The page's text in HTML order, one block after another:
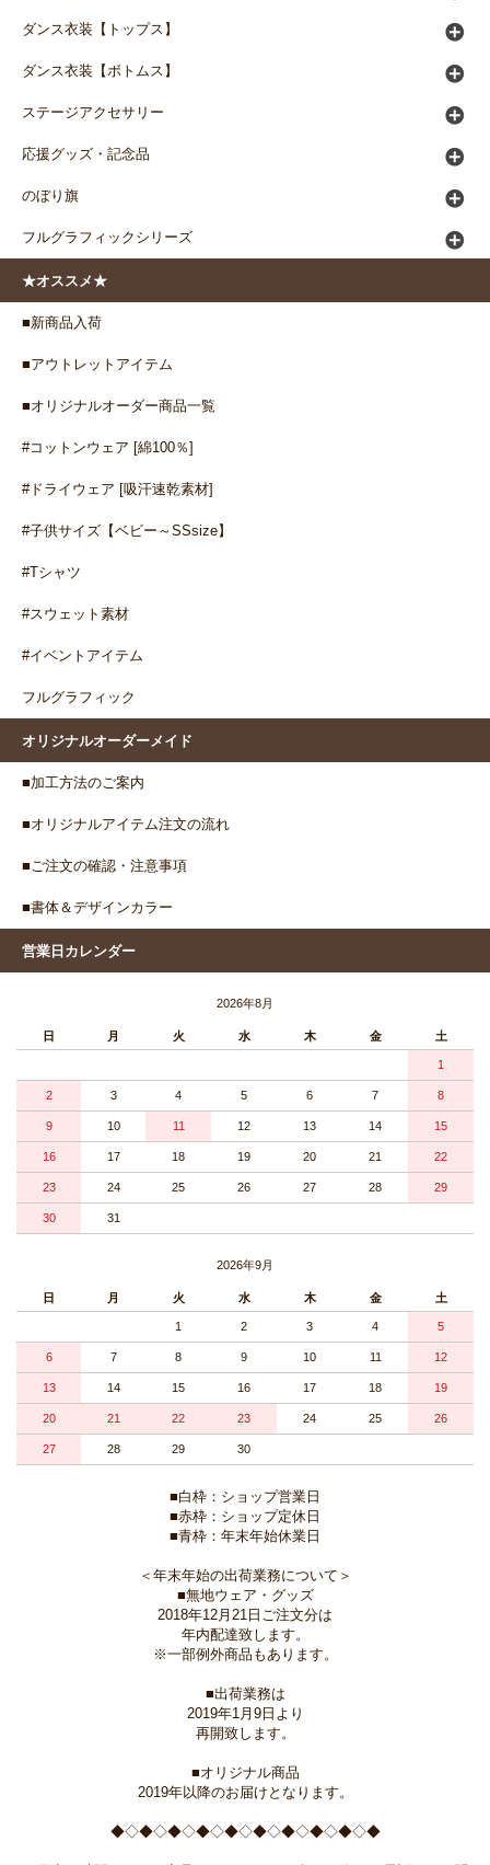
ダンス衣装【トップス】
ダンス衣装【ボトムス】
ステージアクセサリー
応援グッズ・記念品
のぼり旗
フルグラフィックシリーズ
★オススメ★
■新商品入荷
■アウトレットアイテム
■オリジナルオーダー商品一覧
#コットンウェア [綿100％]
#ドライウェア [吸汗速乾素材]
#子供サイズ【ベビー～SSsize】
#Tシャツ
#スウェット素材
#イベントアイテム
フルグラフィック
オリジナルオーダーメイド
■加工方法のご案内
■オリジナルアイテム注文の流れ
■ご注文の確認・注意事項
■書体＆デザインカラー
営業日カレンダー
2026年8月
日 月 火 水 木 金 土
1
2 3 4 5 6 7 8
9 10 11 12 13 14 15
16 17 18 19 20 21 22
23 24 25 26 27 28 29
30 31
2026年9月
日 月 火 水 木 金 土
1 2 3 4 5
6 7 8 9 10 11 12
13 14 15 16 17 18 19
20 21 22 23 24 25 26
27 28 29 30
■白枠：ショップ営業日
■赤枠：ショップ定休日
■青枠：年末年始休業日
＜年末年始の出荷業務について＞
■無地ウェア・グッズ
2018年12月21日ご注文分は
年内配達致します。
※一部例外商品もあります。
■出荷業務は
2019年1月9日より
再開致します。
■オリジナル商品
2019年以降のお届けとなります。
◆◇◆◇◆◇◆◇◆◇◆◇◆◇◆◇◆◇◆